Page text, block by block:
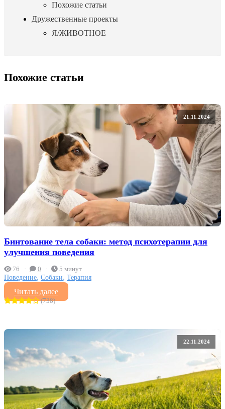
Похожие статьи
Дружественные проекты
Я/ЖИВОТНОЕ
Похожие статьи
21.11.2024
Бинтование тела собаки: метод психотерапии для
улучшения поведения
76 0 5 минут
Поведение, Собаки, Терапия
Читать далее
(738)
22.11.2024